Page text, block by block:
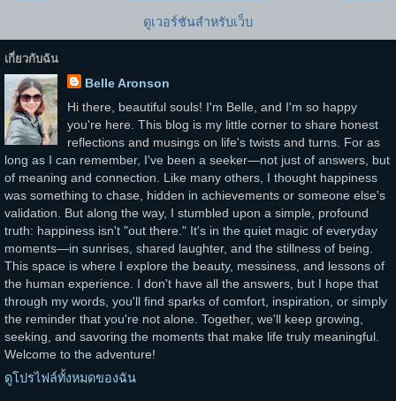
ดูเวอร์ชันสำหรับเว็บ
เกี่ยวกับฉัน
Belle Aronson
Hi there, beautiful souls! I'm Belle, and I'm so happy
you're here. This blog is my little corner to share honest
reflections and musings on life's twists and turns. For as
long as I can remember, I've been a seeker—not just of answers, but
of meaning and connection. Like many others, I thought happiness
was something to chase, hidden in achievements or someone else's
validation. But along the way, I stumbled upon a simple, profound
truth: happiness isn't "out there." It's in the quiet magic of everyday
moments—in sunrises, shared laughter, and the stillness of being.
This space is where I explore the beauty, messiness, and lessons of
the human experience. I don't have all the answers, but I hope that
through my words, you'll find sparks of comfort, inspiration, or simply
the reminder that you're not alone. Together, we'll keep growing,
seeking, and savoring the moments that make life truly meaningful.
Welcome to the adventure!
ดูโปรไฟล์ทั้งหมดของฉัน